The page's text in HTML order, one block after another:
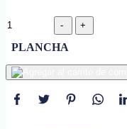
PLANCHA